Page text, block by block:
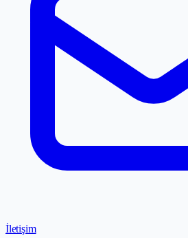
İletişim